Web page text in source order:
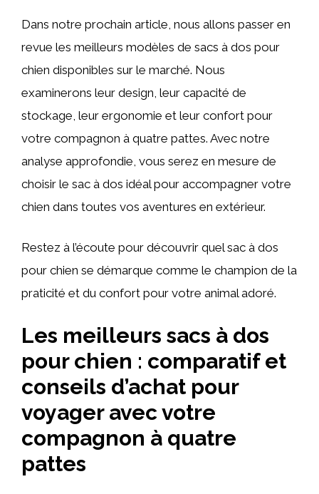
Dans notre prochain article, nous allons passer en
revue les meilleurs modèles de sacs à dos pour
chien disponibles sur le marché. Nous
examinerons leur design, leur capacité de
stockage, leur ergonomie et leur confort pour
votre compagnon à quatre pattes. Avec notre
analyse approfondie, vous serez en mesure de
choisir le sac à dos idéal pour accompagner votre
chien dans toutes vos aventures en extérieur.
Restez à l’écoute pour découvrir quel sac à dos
pour chien se démarque comme le champion de la
praticité et du confort pour votre animal adoré.
Les meilleurs sacs à dos
pour chien : comparatif et
conseils d’achat pour
voyager avec votre
compagnon à quatre
pattes